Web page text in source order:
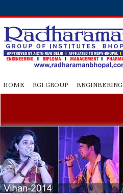
HOME RGI GROUP ENGINEERING